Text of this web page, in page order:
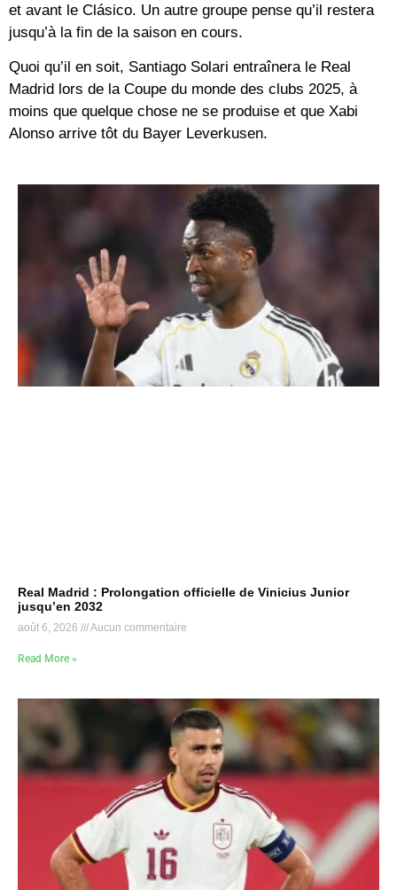
et avant le Clásico. Un autre groupe pense qu’il restera
jusqu’à la fin de la saison en cours.
Quoi qu’il en soit, Santiago Solari entraînera le Real
Madrid lors de la Coupe du monde des clubs 2025, à
moins que quelque chose ne se produise et que Xabi
Alonso arrive tôt du Bayer Leverkusen.
Real Madrid : Prolongation officielle de Vinicius Junior
jusqu’en 2032
août 6, 2026 Aucun commentaire
Read More »